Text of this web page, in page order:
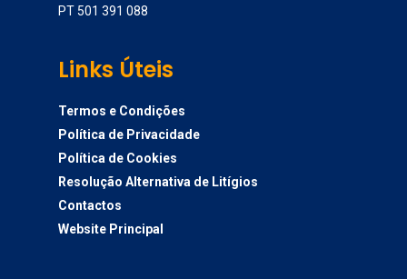
PT 501 391 088
Links Úteis
Termos e Condições
Política de Privacidade
Política de Cookies
Resolução Alternativa de Litígios
Contactos
Website Principal